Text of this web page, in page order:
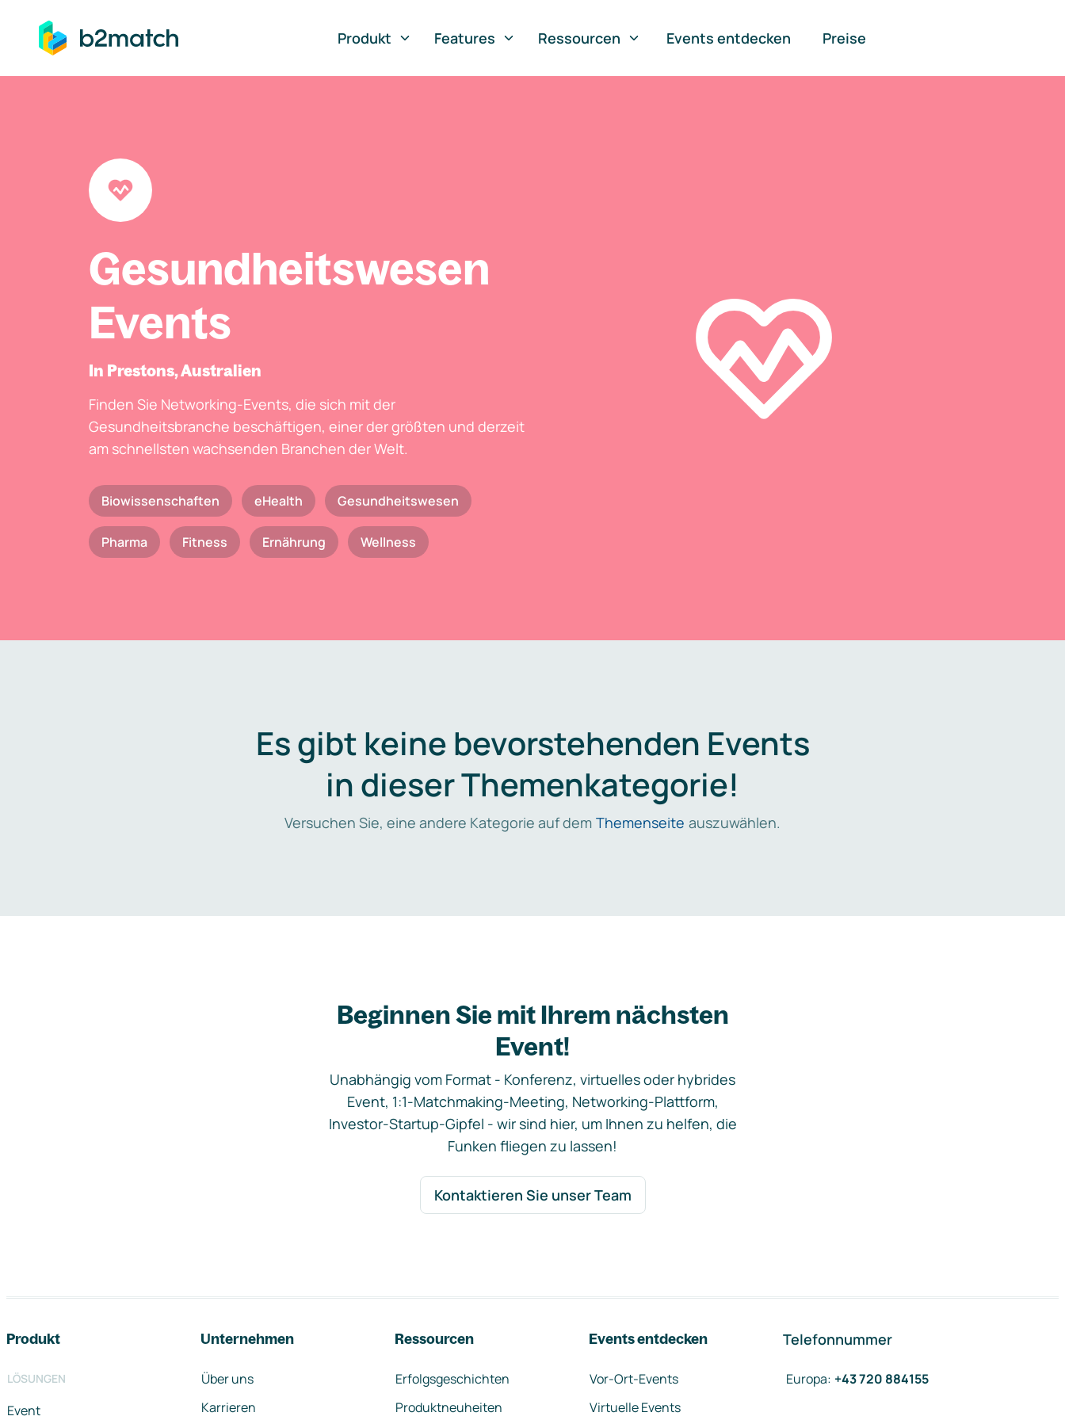
springen
Produkt
Features Ressourcen Events entdecken Preise
Gesundheitswesen
Events
In Prestons, Australien
Finden Sie Networking-Events, die sich mit der
Gesundheitsbranche beschäftigen, einer der größten und derzeit
am schnellsten wachsenden Branchen der Welt.
Biowissenschaften eHealth Gesundheitswesen
Pharma Fitness Ernährung Wellness
Es gibt keine bevorstehenden Events
in dieser Themenkategorie!
Versuchen Sie, eine andere Kategorie auf dem Themenseite auszuwählen.
Beginnen Sie mit Ihrem nächsten
Event!
Unabhängig vom Format - Konferenz, virtuelles oder hybrides
Event, 1:1-Matchmaking-Meeting, Networking-Plattform,
Investor-Startup-Gipfel - wir sind hier, um Ihnen zu helfen, die
Funken fliegen zu lassen!
Kontaktieren Sie unser Team
Produkt
LÖSUNGEN
Event
Unternehmen
Über uns
Karrieren
Ressourcen
Erfolgsgeschichten
Produktneuheiten
Events entdecken
Vor-Ort-Events
Virtuelle Events
Telefonnummer
Europa: +43 720 884155